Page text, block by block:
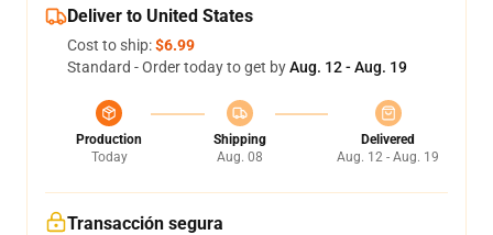
Deliver to United States
Cost to ship:$6.99
Standard - Order today to get byAug. 12 - Aug. 19
Production
Today
Shipping
Aug. 08
Delivered
Aug. 12 - Aug. 19
Transacción segura